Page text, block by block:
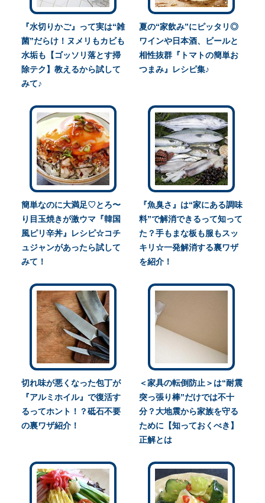
『水切りかご』って実は“雑
菌”だらけ！ヌメリもカビも
水垢も【ゴッソリ落とす掃
除テク】教えるから試して
みて♪
夏の“家飲み”にピッタリ◎
ワインや日本酒、ビールと
相性抜群『トマトの簡単お
つまみ』レシピ集♪
簡単なのに大満足♡とろ〜
り目玉焼きが激ウマ『韓国
風ピリ辛丼』レシピ☆コチ
ュジャンがあったら試して
みて！
『魚臭さ』は“家にある調味
料”で解消できるって知って
た？手もまな板も服もスッ
キリ☆一発解消する裏ワザ
を紹介！
切れ味が悪くなった包丁が
『アルミホイル』で復活す
るってホント！？砥石不要
の裏ワザ紹介！
＜家具の転倒防止＞は“耐震
突っ張り棒”だけでは不十
分？大地震から家族を守る
ために【知っておくべき】
正解とは